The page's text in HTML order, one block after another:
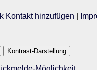
Kontakt hinzufügen
Kontrast-Darstellung